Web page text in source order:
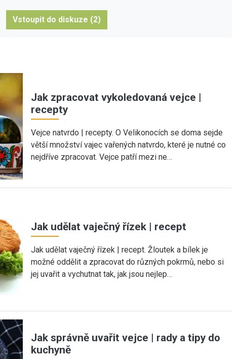
Vstoupit do diskuze (2)
Jak zpracovat vykoledovaná vejce |
recepty
Vejce natvrdo | recepty. O Velikonocích se doma sejde
větší množství vajec vařených natvrdo, které je nutné co
nejdříve zpracovat. Vejce patří mezi ne…
Jak udělat vaječný řízek | recept
Jak udělat vaječný řízek | recept. Žloutek a bílek je
možné oddělit a zpracovat do různých pokrmů, nebo si
jej uvařit a vychutnat tak, jak jsou nejlep…
Jak správně uvařit vejce | rady a tipy do
kuchyně